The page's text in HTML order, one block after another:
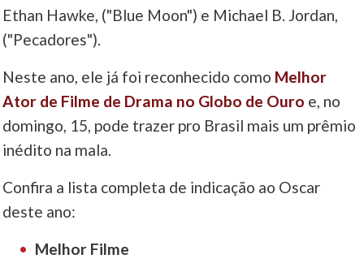
Ethan Hawke, ("Blue Moon") e Michael B. Jordan,
("Pecadores").
Neste ano, ele já foi reconhecido como Melhor
Ator de Filme de Drama no Globo de Ouro e, no
domingo, 15, pode trazer pro Brasil mais um prêmio
inédito na mala.
Confira a lista completa de indicação ao Oscar
deste ano:
Melhor Filme